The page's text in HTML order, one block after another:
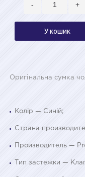
- +
У кошик
Оригінальна сумка
Колір — Синій;
Страна
Производитель —
Тип застежки —